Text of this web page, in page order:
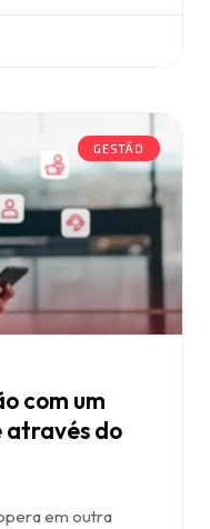
GESTÃO
com um
através do
em outra